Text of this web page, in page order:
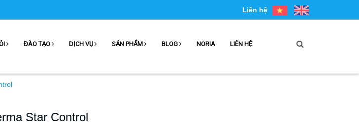
Liên hệ
ĐÀO TẠO DỊCH VỤ SẢN PHẨM BLOG NORIA LIÊN HỆ
Star Control